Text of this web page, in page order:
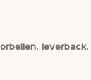
, leverback,